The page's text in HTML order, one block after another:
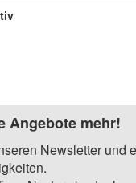
Angebote mehr!
Newsletter und